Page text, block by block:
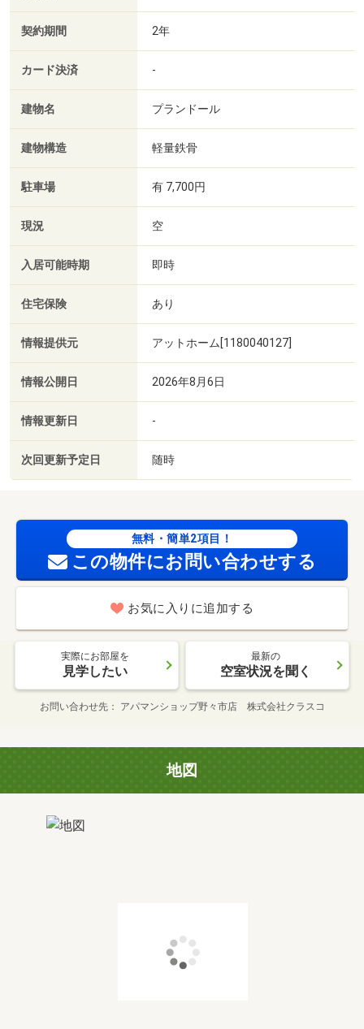
契約期間 2年
カード決済 -
建物名 プランドール
建物構造 軽量鉄骨
駐車場 有 7,700円
現況 空
入居可能時期 即時
住宅保険 あり
情報提供元 アットホーム[1180040127]
情報公開日 2026年8月6日
情報更新日 -
次回更新予定日 随時
無料・簡単2項目！
この物件にお問い合わせする
お気に入りに追加する
実際にお部屋を
見学したい
最新の
空室状況を聞く
お問い合わせ先 アパマンショップ野々市店 株式会社クラスコ
地図